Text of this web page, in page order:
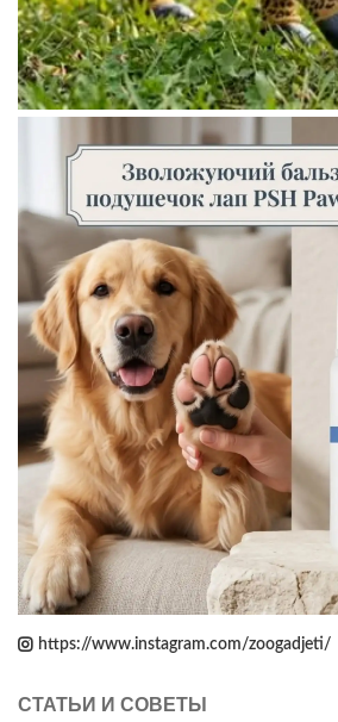
https://www.instagram.com/zoogadjeti/
СТАТЬИ И СОВЕТЫ